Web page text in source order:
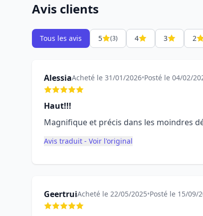
Avis clients
Tous les avis 5 (3) 4 3 2
AlessiaAcheté le 31/01/2026•Posté le 04/02/
Haut!!!
Magnifique et précis dans les moindres
Avis traduit - Voir l'original
GeertruiAcheté le 22/05/2025•Posté le 15/09/